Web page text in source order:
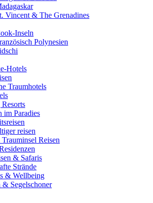
Vincent & The Grenadines
Inseln
Polynesien
Hotels
Traumhotels
im Paradies
reisen
Reisen
& Safaris
Strände
& Wellbeing
& Segelschoner